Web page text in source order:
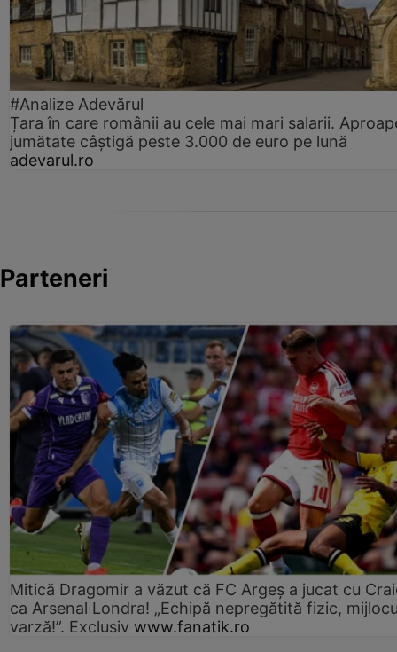
#Analize Adevărul
Țara în care românii au cele mai mari salarii.
jumătate câștigă peste 3.000 de euro pe lună
adevarul.ro
Parteneri
Mitică Dragomir a văzut că FC Argeș a jucat cu
ca Arsenal Londra! „Echipă nepregătită fizic,
varză!”. Exclusiv www.fanatik.ro